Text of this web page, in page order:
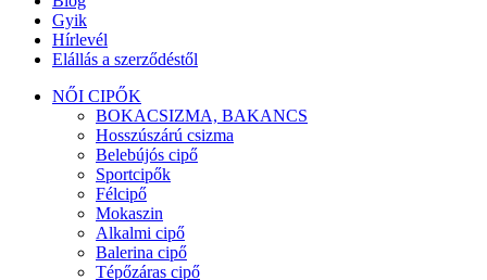
Gyik
Hírlevél
Elállás a szerződéstől
NŐI CIPŐK
BOKACSIZMA, BAKANCS
Hosszúszárú csizma
Belebújós cipő
Sportcipők
Félcipő
Mokaszin
Alkalmi cipő
Balerina cipő
Tépőzáras cipő